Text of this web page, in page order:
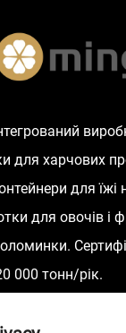
для харчових
для їжі
для овочів і
000 тонн/рік.